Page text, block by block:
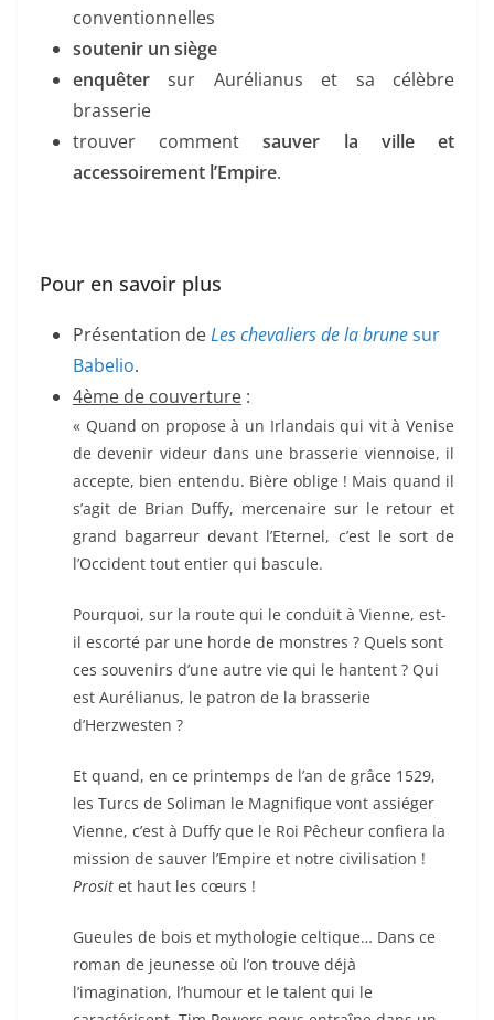
conventionnelles
soutenir un siège
enquêter sur Aurélianus et sa célèbre
brasserie
trouver commentsauver la ville et
accessoirement l’Empire.
Pour en savoir plus
Présentation deLes chevaliers de la brunesur
Babelio.
4ème de couverture :
« Quand on propose à un Irlandais qui vit à Venise
de devenir videur dans une brasserie viennoise, il
accepte, bien entendu. Bière oblige ! Mais quand il
s’agit de Brian Duffy, mercenaire sur le retour et
grand bagarreur devant l’Eternel, c’est le sort de
l’Occident tout entier qui bascule.
Pourquoi, sur la route qui le conduit à Vienne, est-
il escorté par une horde de monstres ? Quels sont
ces souvenirs d’une autre vie qui le hantent ? Qui
est Aurélianus, le patron de la brasserie
d’Herzwesten ?
Et quand, en ce printemps de l’an de grâce 1529,
les Turcs de Soliman le Magnifique vont assiéger
Vienne, c’est à Duffy que le Roi Pêcheur confiera la
mission de sauver l’Empire et notre civilisation !
Prosit et haut les cœurs !
Gueules de bois et mythologie celtique… Dans ce
roman de jeunesse où l’on trouve déjà
l’imagination, l’humour et le talent qui le